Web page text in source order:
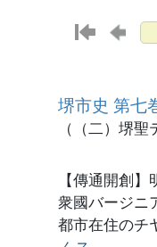
堺市史 第七
（（二）堺聖
【傳通開創
衆國バージニ
都市在住のチ